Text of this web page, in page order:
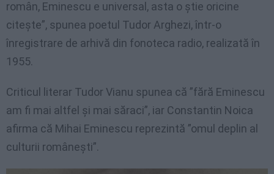
român, Eminescu e universal, asta o ştie oricine
citeşte”, spunea poetul Tudor Arghezi, într-o
înregistrare de arhivă din fonoteca radio, realizată în
1955.
Criticul literar Tudor Vianu spunea că ”fără Eminescu
am fi mai altfel şi mai săraci”, iar Constantin Noica
afirma că Mihai Eminescu reprezintă ”omul deplin al
culturii româneşti”.